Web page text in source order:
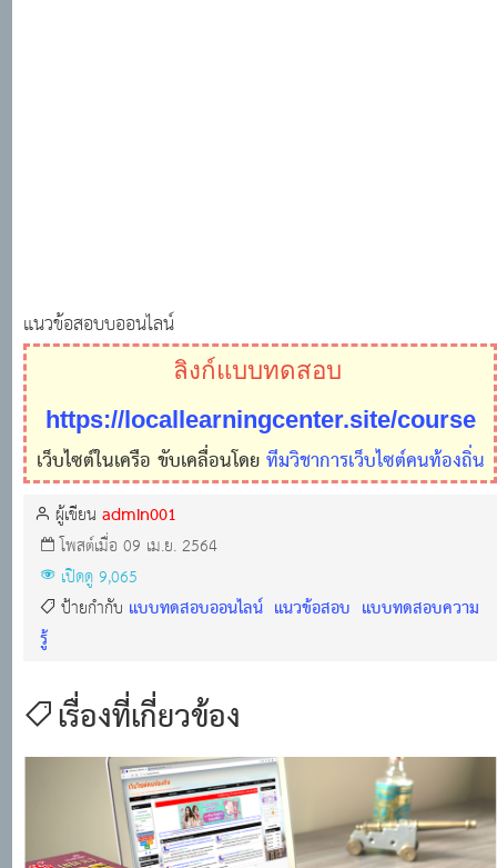
แนวข้อสอบบออนไลน์
ลิงก์แบบทดสอบ
https://locallearningcenter.site/course
เว็บไซต์ในเครือ ขับเคลื่อนโดยทีมวิชาการเว็บไซต์คนท้องถิ่น
ผู้เขียนadmin001
โพสต์เมื่อ 09 เม.ย. 2564
เปิดดู 9,065
ป้ายกำกับ แบบทดสอบออนไลน์ แนวข้อสอบ แบบทดสอบความ
รู้
เรื่องที่เกี่ยวข้อง